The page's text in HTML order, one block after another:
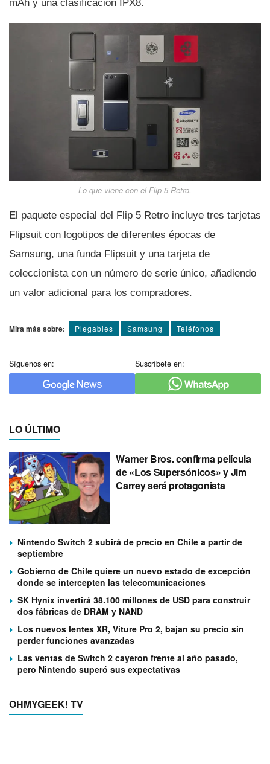
mAh y una clasificación IPX8.
Lo que viene con el Flip 5 Retro.
El paquete especial del Flip 5 Retro incluye tres tarjetas
Flipsuit con logotipos de diferentes épocas de
Samsung, una funda Flipsuit y una tarjeta de
coleccionista con un número de serie único, añadiendo
un valor adicional para los compradores.
Mira más sobre: Plegables Samsung Teléfonos
Síguenos en: Suscríbete en:
LO ÚLTIMO
Warner Bros. confirma película
de «Los Supersónicos» y Jim
Carrey será protagonista
Nintendo Switch 2 subirá de precio en Chile a partir de
septiembre
Gobierno de Chile quiere un nuevo estado de excepción
donde se intercepten las telecomunicaciones
SK Hynix invertirá 38.100 millones de USD para construir
dos fábricas de DRAM y NAND
Los nuevos lentes XR, Viture Pro 2, bajan su precio sin
perder funciones avanzadas
Las ventas de Switch 2 cayeron frente al año pasado,
pero Nintendo superó sus expectativas
OHMYGEEK! TV